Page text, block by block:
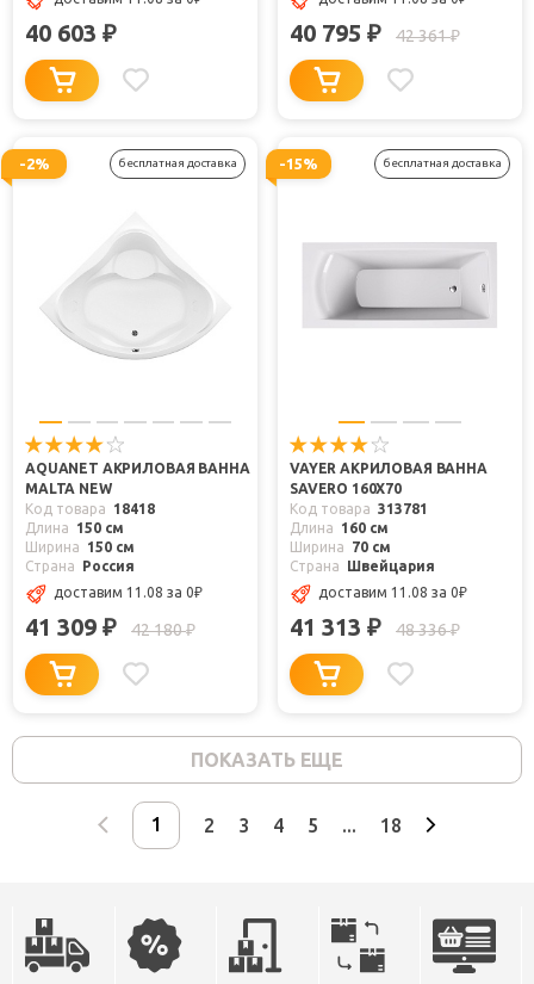
40 603 ₽ 40 795 ₽ 42 361₽
-2% бесплатная доставка
AQUANET АКРИЛОВАЯ ВАННА
MALTA NEW
Код товара
18418
Длина
150 см
Ширина
150 см
Страна
Россия
доставим 11.08 за 0₽
41 309 ₽ 42 180₽
-15% бесплатная доставка
VAYER АКРИЛОВАЯ ВАННА
SAVERO 160X70
Код товара 313781
Длина
160 см
Ширина
70 см
Страна
Швейцария
доставим 11.08 за 0₽
41 313 ₽ 48 336₽
ПОКАЗАТЬ ЕЩЕ
2 3 4 5 ... 18